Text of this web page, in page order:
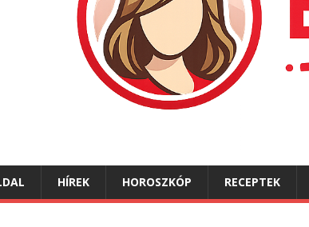
HÍREK HOROSZKÓP RECEPTEK